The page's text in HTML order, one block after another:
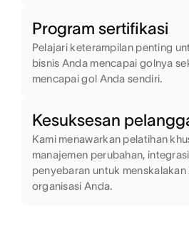
Program sertifikasi
Pelajari keterampilan penting
bisnis Anda mencapai golnya
mencapai gol Anda sendiri.
Kesuksesan
Kami menawarkan pelatihan
manajemen perubahan,
penyebaran untuk menskalakan
organisasi Anda.